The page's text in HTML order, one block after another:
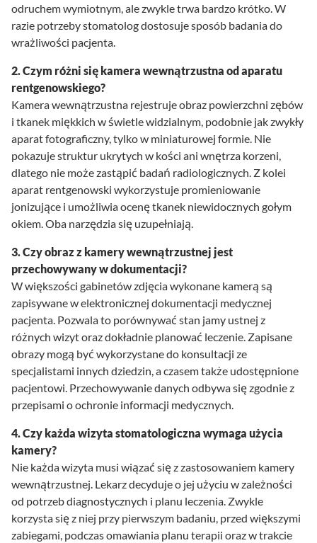
odruchem wymiotnym, ale zwykle trwa bardzo krótko. W
razie potrzeby stomatolog dostosuje sposób badania do
wrażliwości pacjenta.
2. Czym różni się kamera wewnątrzustna od aparatu
rentgenowskiego?
Kamera wewnątrzustna rejestruje obraz powierzchni zębów
i tkanek miękkich w świetle widzialnym, podobnie jak zwykły
aparat fotograficzny, tylko w miniaturowej formie. Nie
pokazuje struktur ukrytych w kości ani wnętrza korzeni,
dlatego nie może zastąpić badań radiologicznych. Z kolei
aparat rentgenowski wykorzystuje promieniowanie
jonizujące i umożliwia ocenę tkanek niewidocznych gołym
okiem. Oba narzędzia się uzupełniają.
3. Czy obraz z kamery wewnątrzustnej jest
przechowywany w dokumentacji?
W większości gabinetów zdjęcia wykonane kamerą są
zapisywane w elektronicznej dokumentacji medycznej
pacjenta. Pozwala to porównywać stan jamy ustnej z
różnych wizyt oraz dokładnie planować leczenie. Zapisane
obrazy mogą być wykorzystane do konsultacji ze
specjalistami innych dziedzin, a czasem także udostępnione
pacjentowi. Przechowywanie danych odbywa się zgodnie z
przepisami o ochronie informacji medycznych.
4. Czy każda wizyta stomatologiczna wymaga użycia
kamery?
Nie każda wizyta musi wiązać się z zastosowaniem kamery
wewnątrzustnej. Lekarz decyduje o jej użyciu w zależności
od potrzeb diagnostycznych i planu leczenia. Zwykle
korzysta się z niej przy pierwszym badaniu, przed większymi
zabiegami, podczas omawiania planu terapii oraz w trakcie